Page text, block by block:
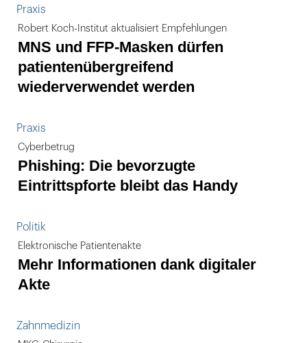
Praxis
Robert Koch-Institut aktualisiert Empfehlungen
MNS und FFP-Masken dürfen
patientenübergreifend
wiederverwendet werden
Praxis
Cyberbetrug
Phishing: Die bevorzugte
Eintrittspforte bleibt das Handy
Politik
Elektronische Patientenakte
Mehr Informationen dank digitaler
Akte
Zahnmedizin